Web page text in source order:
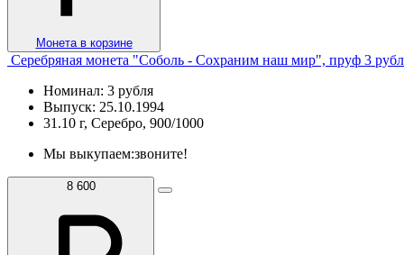
Монета в корзине
Серебряная монета "Соболь - Сохраним наш мир", пруф 3
Номинал: 3 рубля
Выпуск: 25.10.1994
31.10 г, Серебро, 900/1000
Мы выкупаем:звоните!
8 600